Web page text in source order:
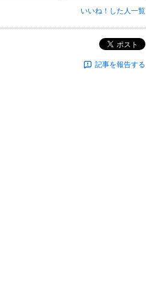
いいね！した人一覧
ポスト
記事を報告する